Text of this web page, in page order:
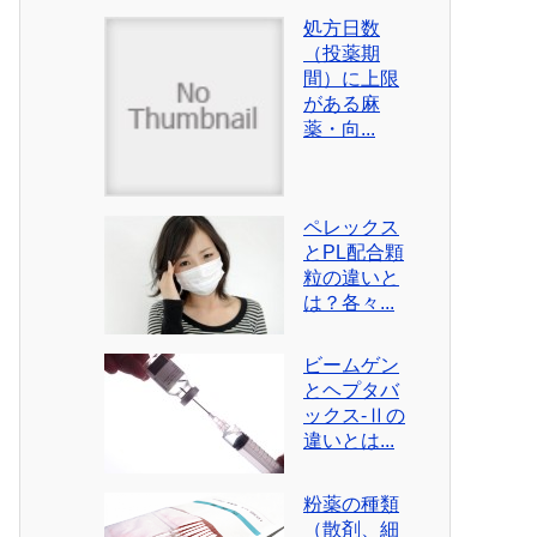
処方日数
（投薬期
間）に上限
がある麻
薬・向...
ペレックス
とPL配合顆
粒の違いと
は？各々...
ビームゲン
とヘプタバ
ックス-Ⅱの
違いとは...
粉薬の種類
（散剤、細